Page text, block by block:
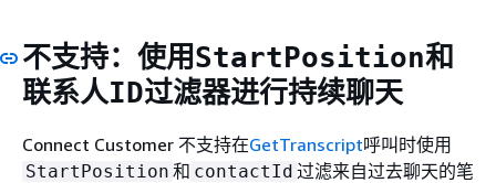
不支持：使用StartPosition和
联系人ID过滤器进行持续聊天
Connect Customer 不支持在GetTranscript呼叫时使用
StartPosition 和 contactId 过滤来自过去聊天的笔